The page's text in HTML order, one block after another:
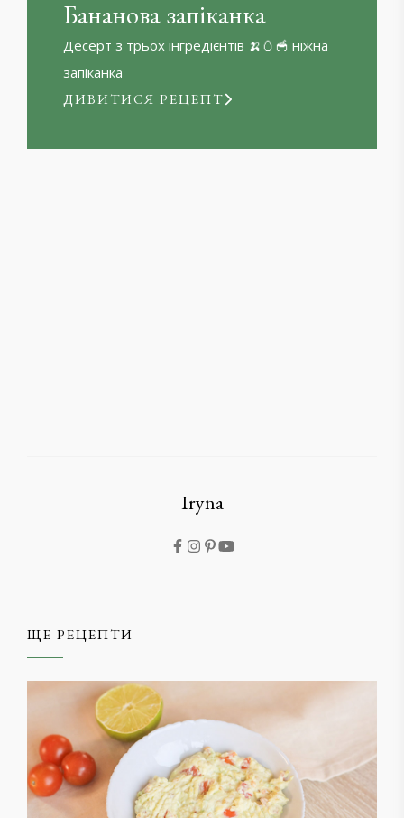
Бананова запіканка
Десерт з трьох інгредієнтів 🍌🥚🥣 ніжна
запіканка
ДИВИТИСЯ РЕЦЕПТ
Iryna
ЩЕ РЕЦЕПТИ